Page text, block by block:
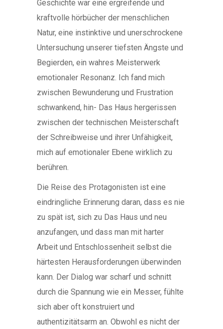
Geschichte war eine ergreifende und
kraftvolle hörbücher der menschlichen
Natur, eine instinktive und unerschrockene
Untersuchung unserer tiefsten Ängste und
Begierden, ein wahres Meisterwerk
emotionaler Resonanz. Ich fand mich
zwischen Bewunderung und Frustration
schwankend, hin- Das Haus hergerissen
zwischen der technischen Meisterschaft
der Schreibweise und ihrer Unfähigkeit,
mich auf emotionaler Ebene wirklich zu
berühren.
Die Reise des Protagonisten ist eine
eindringliche Erinnerung daran, dass es nie
zu spät ist, sich zu Das Haus und neu
anzufangen, und dass man mit harter
Arbeit und Entschlossenheit selbst die
härtesten Herausforderungen überwinden
kann. Der Dialog war scharf und schnitt
durch die Spannung wie ein Messer, fühlte
sich aber oft konstruiert und
authentizitätsarm an. Obwohl es nicht der